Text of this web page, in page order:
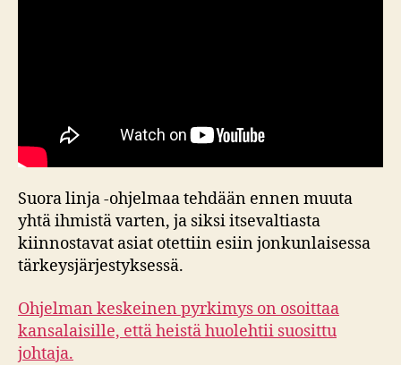
Suora linja -ohjelmaa tehdään ennen muuta
yhtä ihmistä varten, ja siksi itsevaltiasta
kiinnostavat asiat otettiin esiin jonkunlaisessa
tärkeysjärjestyksessä.
Ohjelman keskeinen pyrkimys on osoittaa
kansalaisille, että heistä huolehtii suosittu
johtaja.